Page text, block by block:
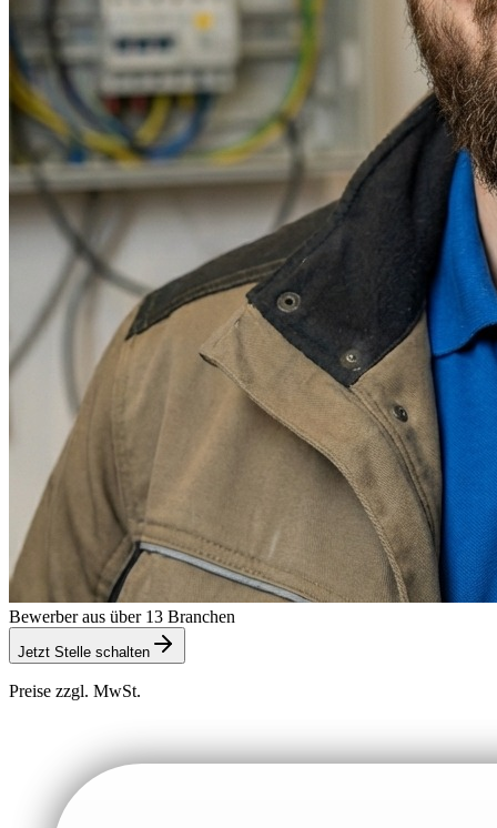
Bewerber aus über 13 Branchen
Jetzt Stelle schalten
Preise zzgl. MwSt.